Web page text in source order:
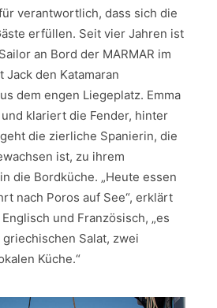
verantwortlich, dass sich die
erfüllen. Seit vier Jahren ist
an Bord der MARMAR im
Jack den Katamaran
dem engen Liegeplatz. Emma
klariert die Fender, hinter
die zierliche Spanierin, die
ist, zu ihrem
die Bordküche. „Heute essen
nach Poros auf See“, erklärt
und Französisch, „es
Salat, zwei
Küche.“